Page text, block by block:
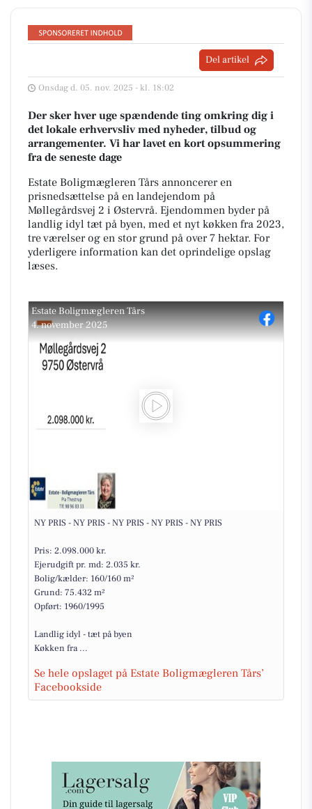
Del artikel
Onsdag d. 05. nov. 2025 - kl. 18:02
Der sker hver uge spændende ting omkring dig i
det lokale erhvervsliv med nyheder, tilbud og
arrangementer. Vi har lavet en kort opsummering
fra de seneste dage
Estate Boligmægleren Tårs annoncerer en
prisnedsættelse på en landejendom på
Møllegårdsvej 2 i Østervrå. Ejendommen byder på
landlig idyl tæt på byen, med et nyt køkken fra 2023,
tre værelser og en stor grund på over 7 hektar. For
yderligere information kan det oprindelige opslag
læses.
Estate Boligmægleren Tårs
4. november 2025
NY PRIS - NY PRIS - NY PRIS - NY PRIS - NY PRIS
Pris: 2.098.000 kr.
Ejerudgift pr. md: 2.035 kr.
Bolig/kælder: 160/160 m²
Grund: 75.432 m²
Opført: 1960/1995
Landlig idyl - tæt på byen
Køkken fra ...
Se hele opslaget på Estate Boligmægleren Tårs’
Facebookside